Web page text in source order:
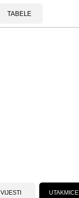
TABELE
VIJESTI UTAKMICE